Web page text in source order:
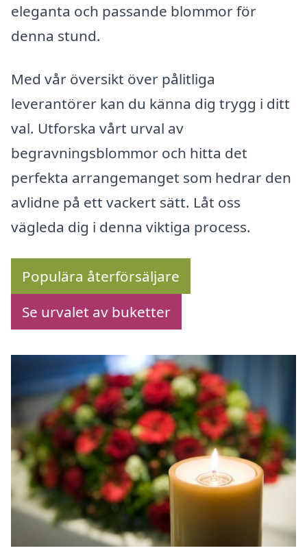
eleganta och passande blommor för
denna stund.
Med vår översikt över pålitliga
leverantörer kan du känna dig trygg i ditt
val. Utforska vårt urval av
begravningsblommor och hitta det
perfekta arrangemanget som hedrar den
avlidne på ett vackert sätt. Låt oss
vägleda dig i denna viktiga process.
Populära återförsäljare
Se urvalet av buketter